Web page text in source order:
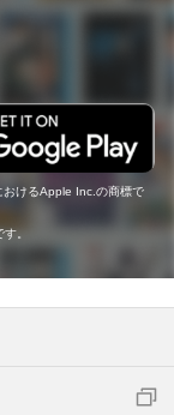
けるApple Inc.の商標で
。